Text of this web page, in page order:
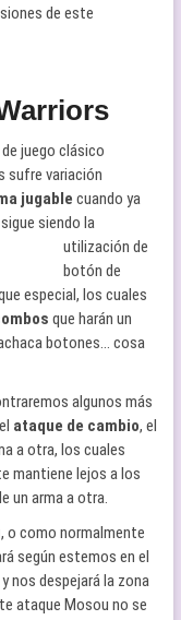
de este
juego clásico
sufre variación
jugable cuando ya
siendo la
utilización de
botón de
especial, los cuales
que harán un
botones… cosa
algunos más
ataque de cambio, el
a otra, los cuales
mantiene lejos a los
un arma a otra.
, o como normalmente
según estemos en el
nos despejará la zona
ataque Mosou no se